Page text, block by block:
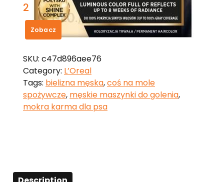
29,31zł
Zobacz
SKU: c47d896aee76
Category: L’Oreal
Tags: bielizna męska,coś na mole
spożywcze, męskie maszynki do golenia,
mokra karma dla psa